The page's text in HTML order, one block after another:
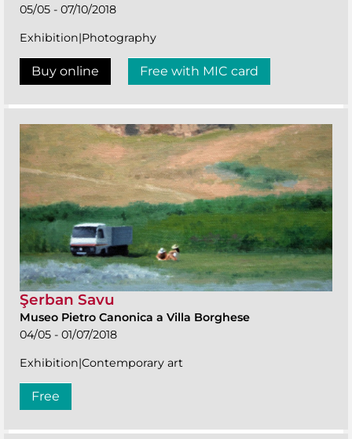
05/05 - 07/10/2018
Exhibition|Photography
Buy online Free with MIC card
Şerban Savu
Museo Pietro Canonica a Villa Borghese
04/05 - 01/07/2018
Exhibition|Contemporary art
Free